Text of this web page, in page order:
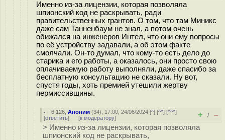
Именно из-за лицензии, которая позволяла
шпионский код не раскрывать, ради
правительственных грантов. О том, что там Миникс
даже сам Танненбаум не знал, а потом очень
обижался на инженеров Интел, что они ему вопросы
по её устройству задавали, а об этом факте
смолчали. Он-то думал, что кому-то есть дело до
старика и его работы, а оказалось, они просто свою
оплачиваемую работу выполняли, даже спасибо за
бесплатную консультацию не сказали. Ну вот,
спустя годы, хоть премией утешили жертву
пермиссивщины.
6.126 ,Аноним (34), 17:00, 24/06/2024 [^] [^^] [^^^]
[ответить] [к модератору] + / –
> Именно из-за лицензии, которая позволяла
шпионский код не раскрывать,